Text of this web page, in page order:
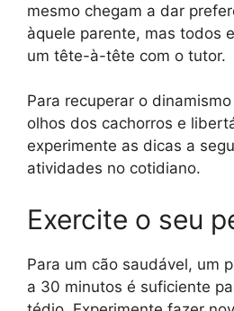
mesmo chegam a dar
àquele parente, mas todos
um tête-à-tête com o tutor.
Para recuperar o
olhos dos cachorros e
experimente as dicas a
atividades no cotidiano.
Exercite o seu
Para um cão saudável, um
a 30 minutos é suficiente